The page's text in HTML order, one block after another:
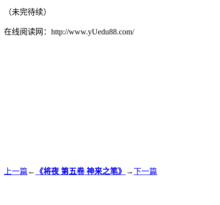
（未完待续）
在线阅读网：http://www.yUedu88.com/
上一篇 ← 《将夜 第五卷 神来之笔》 →下一篇